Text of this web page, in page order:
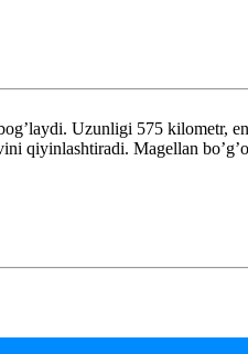
Uzunligi 575 kilometr,
qiyinlashtiradi. Magellan